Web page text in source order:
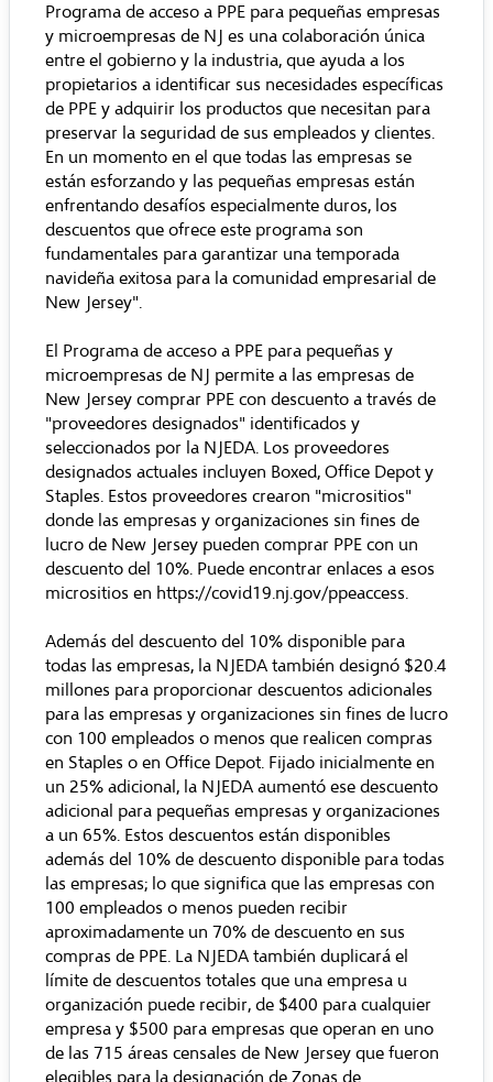
Programa de acceso a PPE para pequeñas empresas
y microempresas de NJ es una colaboración única
entre el gobierno y la industria, que ayuda a los
propietarios a identificar sus necesidades específicas
de PPE y adquirir los productos que necesitan para
preservar la seguridad de sus empleados y clientes.
En un momento en el que todas las empresas se
están esforzando y las pequeñas empresas están
enfrentando desafíos especialmente duros, los
descuentos que ofrece este programa son
fundamentales para garantizar una temporada
navideña exitosa para la comunidad empresarial de
New Jersey".
El Programa de acceso a PPE para pequeñas y
microempresas de NJ permite a las empresas de
New Jersey comprar PPE con descuento a través de
"proveedores designados" identificados y
seleccionados por la NJEDA. Los proveedores
designados actuales incluyen Boxed, Office Depot y
Staples. Estos proveedores crearon "micrositios"
donde las empresas y organizaciones sin fines de
lucro de New Jersey pueden comprar PPE con un
descuento del 10%. Puede encontrar enlaces a esos
micrositios en https://covid19.nj.gov/ppeaccess.
Además del descuento del 10% disponible para
todas las empresas, la NJEDA también designó $20.4
millones para proporcionar descuentos adicionales
para las empresas y organizaciones sin fines de lucro
con 100 empleados o menos que realicen compras
en Staples o en Office Depot. Fijado inicialmente en
un 25% adicional, la NJEDA aumentó ese descuento
adicional para pequeñas empresas y organizaciones
a un 65%. Estos descuentos están disponibles
además del 10% de descuento disponible para todas
las empresas; lo que significa que las empresas con
100 empleados o menos pueden recibir
aproximadamente un 70% de descuento en sus
compras de PPE. La NJEDA también duplicará el
límite de descuentos totales que una empresa u
organización puede recibir, de $400 para cualquier
empresa y $500 para empresas que operan en uno
de las 715 áreas censales de New Jersey que fueron
elegibles para la designación de Zonas de